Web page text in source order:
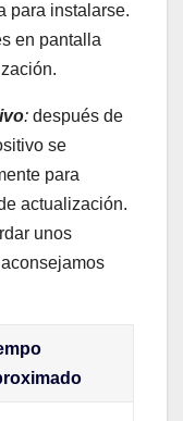
para instalarse.
en pantalla
: después ⁢de
se
⁣para⁢
⁢actualización.
unos